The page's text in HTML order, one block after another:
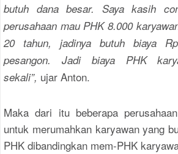
butuh dana besar. Saya kasih
perusahaan mau PHK 8.000
20 tahun, jadinya butuh biaya
pesangon. Jadi biaya PHK
sekali”, ujar Anton.
Maka dari itu beberapa
untuk merumahkan karyawan yang
PHK dibandingkan mem-PHK